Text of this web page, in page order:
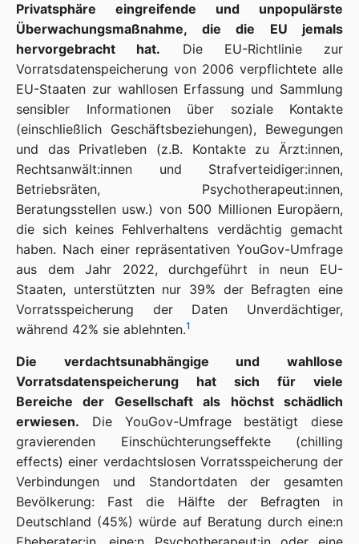
Privatsphäre eingreifende und unpopulärste
Überwachungsmaßnahme, die die EU jemals
hervorgebracht hat. Die EU-Richtlinie zur
Vorratsdatenspeicherung von 2006 verpflichtete alle
EU-Staaten zur wahllosen Erfassung und Sammlung
sensibler Informationen über soziale Kontakte
(einschließlich Geschäftsbeziehungen), Bewegungen
und das Privatleben (z.B. Kontakte zu Ärzt:innen,
Rechtsanwält:innen und Strafverteidiger:innen,
Betriebsräten, Psychotherapeut:innen,
Beratungsstellen usw.) von 500 Millionen Europäern,
die sich keines Fehlverhaltens verdächtig gemacht
haben. Nach einer repräsentativen YouGov-Umfrage
aus dem Jahr 2022, durchgeführt in neun EU-
Staaten, unterstützten nur 39% der Befragten eine
Vorratsspeicherung der Daten Unverdächtiger,
während 42% sie ablehnten.1
Die verdachtsunabhängige und wahllose
Vorratsdatenspeicherung hat sich für viele
Bereiche der Gesellschaft als höchst schädlich
erwiesen. Die YouGov-Umfrage bestätigt diese
gravierenden Einschüchterungseffekte (chilling
effects) einer verdachtslosen Vorratsspeicherung der
Verbindungen und Standortdaten der gesamten
Bevölkerung: Fast die Hälfte der Befragten in
Deutschland (45%) würde auf Beratung durch eine:n